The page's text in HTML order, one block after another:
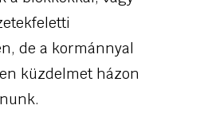
de a kormánnyal
küzdelmet házon